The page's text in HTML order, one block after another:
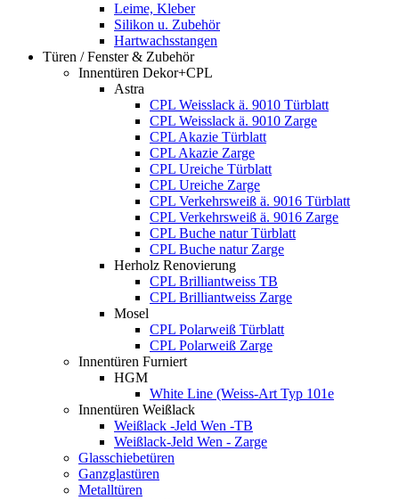
Leime, Kleber
Silikon u. Zubehör
Hartwachsstangen
Türen / Fenster & Zubehör
Innentüren Dekor+CPL
Astra
CPL Weisslack ä. 9010 Türblatt
CPL Weisslack ä. 9010 Zarge
CPL Akazie Türblatt
CPL Akazie Zarge
CPL Ureiche Türblatt
CPL Ureiche Zarge
CPL Verkehrsweiß ä. 9016 Türblatt
CPL Verkehrsweiß ä. 9016 Zarge
CPL Buche natur Türblatt
CPL Buche natur Zarge
Herholz Renovierung
CPL Brilliantweiss TB
CPL Brilliantweiss Zarge
Mosel
CPL Polarweiß Türblatt
CPL Polarweiß Zarge
Innentüren Furniert
HGM
White Line (Weiss-Art Typ 101e
Innentüren Weißlack
Weißlack -Jeld Wen -TB
Weißlack-Jeld Wen - Zarge
Glasschiebetüren
Ganzglastüren
Metalltüren